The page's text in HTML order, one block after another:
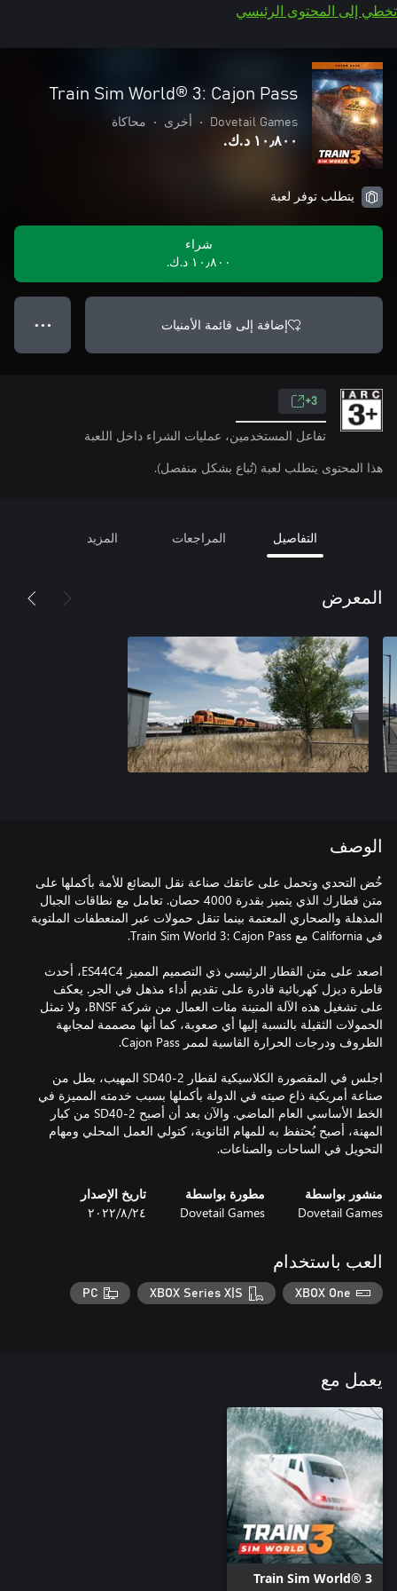
تخطي إلى المحتوى الرئيسي
Train Sim World® 3: Cajon Pass
Dovetail Games
• أخرى • محاكاة
١٠٫٨٠٠ د.ك.‏
يتطلب توفر لعبة
شراء
١٠٫٨٠٠ د.ك.‏
إضافة إلى قائمة الأمنيات ● ● ●
3+
تفاعل المستخدمين، عمليات الشراء داخل اللعبة
هذا المحتوى يتطلب لعبة (تُباع بشكل منفصل).
التفاصيل المراجعات المزيد
المعرض
الوصف
خُض التحدي وتحمل على عاتقك صناعة نقل البضائع للأمة بأكملها على
متن قطارك الذي يتميز بقدرة 4000 حصان. تعامل مع نطاقات الجبال
المذهلة والصحاري المعتمة بينما تنقل حمولات عبر المنعطفات الملتوية
اصعد على متن القطار الرئيسي ذي التصميم المميز ES44C4، أحدث
قاطرة ديزل كهربائية قادرة على تقديم أداء مذهل في الجر. يعكف
على تشغيل هذه الآلة المتينة مئات العمال من شركة BNSF، ولا تمثل
الحمولات الثقيلة بالنسبة إليها أي صعوبة، كما أنها مصممة لمجابهة
اجلس في المقصورة الكلاسيكية لقطار SD40-2 المهيب، بطل من
صناعة أمريكية ذاع صيته في الدولة بأكملها بسبب خدمته المميزة في
الخط الأساسي العام الماضي. والآن بعد أن أصبح SD40-2 من كبار
المهنة، أصبح يُحتفظ به للمهام الثانوية، كتولي العمل المحلي ومهام
التحويل في الساحات والصناعات.
منشور بواسطة
Dovetail Games
مطورة بواسطة
Dovetail Games
تاريخ الإصدار
٢٤‏/٨‏/٢٠٢٢
العب باستخدام
XBOX One
XBOX Series X|S
PC
يعمل مع
Train Sim World® 3